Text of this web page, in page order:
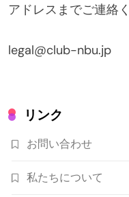
アドレスまでご連絡
legal@club-nbu.jp
リンク
お問い合わせ
私たちについて